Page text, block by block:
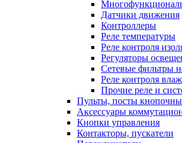
Датчики движения
Контроллеры
Реле температуры
Реле контроля
Регуляторы
Сетевые фильтры
Реле контроля
Прочие реле и
Пульты, посты
Аксессуары
Кнопки управления
Контакторы, пускатели